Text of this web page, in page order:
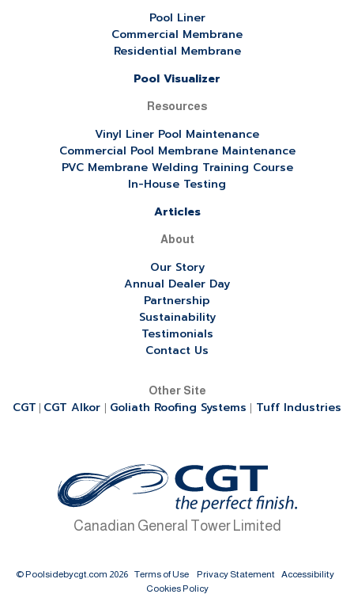
Pool Liner
Commercial Membrane
Residential Membrane
Pool Visualizer
Resources
Vinyl Liner Pool Maintenance
Commercial Pool Membrane Maintenance
PVC Membrane Welding Training Course
In-House Testing
Articles
About
Our Story
Annual Dealer Day
Partnership
Sustainability
Testimonials
Contact Us
Other Site
CGT CGT Alkor Goliath Roofing Systems Tuff Industries
Canadian General Tower Limited
© Poolsidebycgt.com 2026 Terms of Use Privacy Statement
Accessibility
Cookies Policy